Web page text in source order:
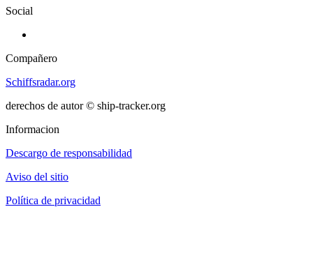
Social
Compañero
Schiffsradar.org
derechos de autor © ship-tracker.org
Informacion
Descargo de responsabilidad
Aviso del sitio
Política de privacidad